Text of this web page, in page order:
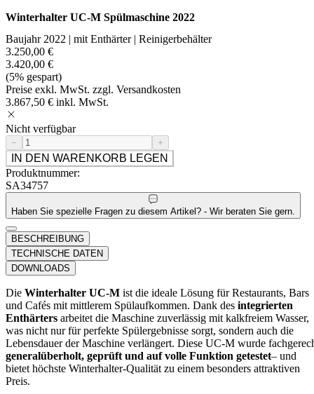
Winterhalter UC-M Spülmaschine 2022
Baujahr 2022 | mit Enthärter | Reinigerbehälter
3.250,00 €
3.420,00 €
(5% gespart)
Preise exkl. MwSt. zzgl. Versandkosten
3.867,50 € inkl. MwSt.
Nicht verfügbar
− +
IN DEN WARENKORB LEGEN
Produktnummer:
SA34757
Haben Sie spezielle Fragen zu diesem Artikel? - Wir beraten Sie gern.
BESCHREIBUNG
TECHNISCHE DATEN
DOWNLOADS
Die Winterhalter UC-M ist die ideale Lösung für Restaurants, Bars
und Cafés mit mittlerem Spülaufkommen. Dank des integrierten
Enthärters arbeitet die Maschine zuverlässig mit kalkfreiem Wasser,
was nicht nur für perfekte Spülergebnisse sorgt, sondern auch die
Lebensdauer der Maschine verlängert. Diese UC-M wurde
generalüberholt, geprüft und auf volle Funktion getestet– und
bietet höchste Winterhalter-Qualität zu einem besonders attraktiven
Preis.